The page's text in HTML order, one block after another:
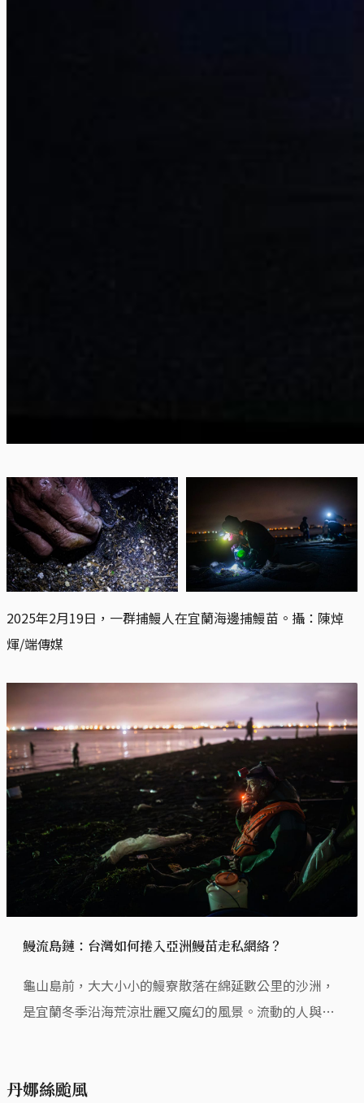
2025年2月19日，一群捕鰻人在宜蘭海邊捕鰻苗。攝：陳焯
煇/端傳媒
鰻流島鏈：台灣如何捲入亞洲鰻苗走私網絡？
龜山島前，大大小小的鰻寮散落在綿延數公里的沙洲，
是宜蘭冬季沿海荒涼壯麗又魔幻的風景。流動的人與
丹娜絲颱風